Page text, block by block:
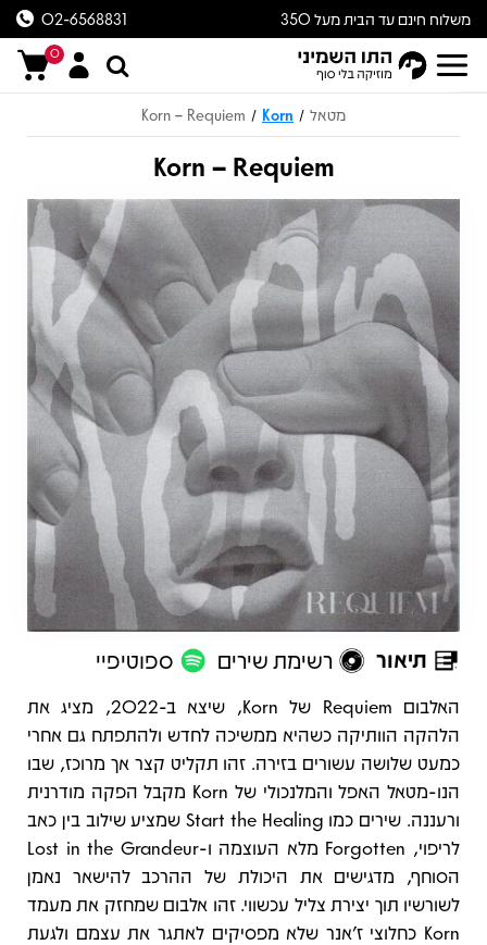
משלוח חינם עד הבית מעל 350
ש״ח
02-6568831
0
מטאל /
Korn
/
Korn – Requiem
Korn – Requiem
תיאור רשימת שירים ספוטיפיי
תיאור
האלבום Requiem של Korn, שיצא ב-2022, מציג את
הלהקה הוותיקה כשהיא ממשיכה לחדש ולהתפתח גם אחרי
כמעט שלושה עשורים בזירה. זהו תקליט קצר אך מרוכז, שבו
הנו-מטאל האפל והמלנכולי של Korn מקבל הפקה מודרנית
ורעננה. שירים כמו Start the Healing שמציע שילוב בין כאב
לריפוי, Forgotten מלא העוצמה ו-Lost in the Grandeur
הסוחף, מדגישים את היכולת של ההרכב להישאר נאמן
לשורשיו תוך יצירת צליל עכשווי. זהו אלבום שמחזק את מעמד
Korn כחלוצי ז’אנר שלא מפסיקים לאתגר את עצמם ולגעת